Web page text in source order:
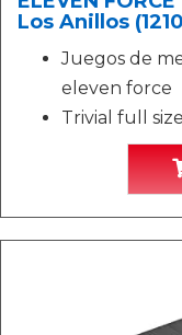
Los Anillos
Juegos de
eleven force
Trivial full